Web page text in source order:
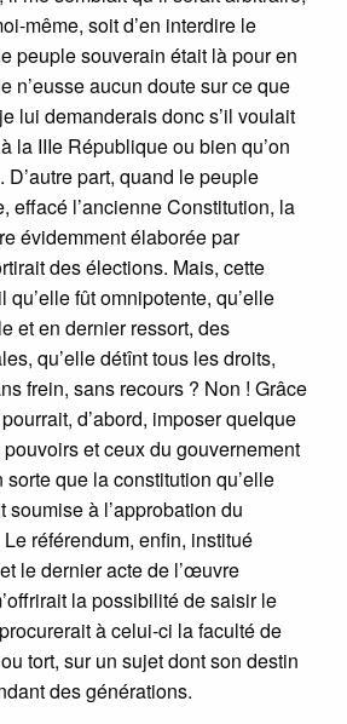
même, soit d’en interdire le
peuple souverain était là pour en
n’eusse aucun doute sur ce que
lui demanderais donc s’il voulait
la IIIe République ou bien qu’on
D’autre part, quand le peuple
effacé l’ancienne Constitution, la
évidemment élaborée par
des élections. Mais, cette
fût omnipotente, qu’elle
et en dernier ressort, des
qu’elle détînt tous les droits,
frein, sans recours ? Non ! Grâce
d’abord, imposer quelque
et ceux du gouvernement
que la constitution qu’elle
à l’approbation du
référendum, enfin, institué
le dernier acte de l’œuvre
la possibilité de saisir le
à celui-ci la faculté de
tort, sur un sujet dont son destin
des générations.